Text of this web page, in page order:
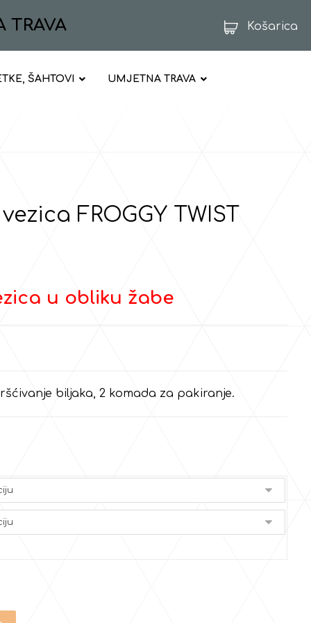
TRAVA Košarica
ŠAHTOVI UMJETNA TRAVA
FROGGY TWIST
u obliku žabe
biljaka, 2 komada za pakiranje.